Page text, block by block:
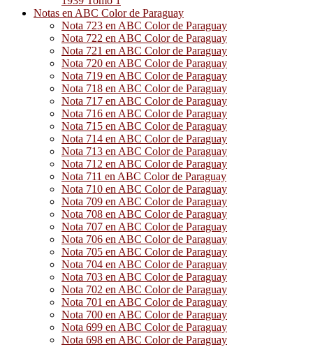
Notas en ABC Color de Paraguay
Nota 723 en ABC Color de Paraguay
Nota 722 en ABC Color de Paraguay
Nota 721 en ABC Color de Paraguay
Nota 720 en ABC Color de Paraguay
Nota 719 en ABC Color de Paraguay
Nota 718 en ABC Color de Paraguay
Nota 717 en ABC Color de Paraguay
Nota 716 en ABC Color de Paraguay
Nota 715 en ABC Color de Paraguay
Nota 714 en ABC Color de Paraguay
Nota 713 en ABC Color de Paraguay
Nota 712 en ABC Color de Paraguay
Nota 711 en ABC Color de Paraguay
Nota 710 en ABC Color de Paraguay
Nota 709 en ABC Color de Paraguay
Nota 708 en ABC Color de Paraguay
Nota 707 en ABC Color de Paraguay
Nota 706 en ABC Color de Paraguay
Nota 705 en ABC Color de Paraguay
Nota 704 en ABC Color de Paraguay
Nota 703 en ABC Color de Paraguay
Nota 702 en ABC Color de Paraguay
Nota 701 en ABC Color de Paraguay
Nota 700 en ABC Color de Paraguay
Nota 699 en ABC Color de Paraguay
Nota 698 en ABC Color de Paraguay